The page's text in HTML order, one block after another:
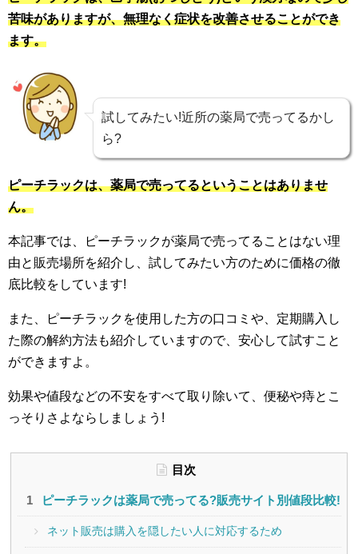
苦味がありますが、無理なく症状を改善させることができ
ます。
試してみたい!近所の薬局で売ってるかし
ら?
ピーチラックは、薬局で売ってるということはありませ
ん。
本記事では、ピーチラックが薬局で売ってることはない理
由と販売場所を紹介し、試してみたい方のために価格の徹
底比較をしています!
また、ピーチラックを使用した方の口コミや、定期購入し
た際の解約方法も紹介していますので、安心して試すこと
ができますよ。
効果や値段などの不安をすべて取り除いて、便秘や痔とこ
っそりさよならしましょう!
目次
ピーチラックは薬局で売ってる?販売サイト別値段比較!
ネット販売は購入を隠したい人に対応するため